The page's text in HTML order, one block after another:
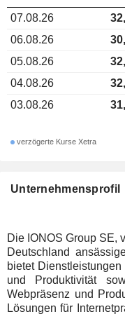
Unternehmensprofil
Die IONOS Group SE,
Deutschland
bietet
und Produktivität
Webpräsenz und
Lösungen für
07.08.26
06.08.26
05.08.26
04.08.26
03.08.26
verzögerte Kurse Xetra